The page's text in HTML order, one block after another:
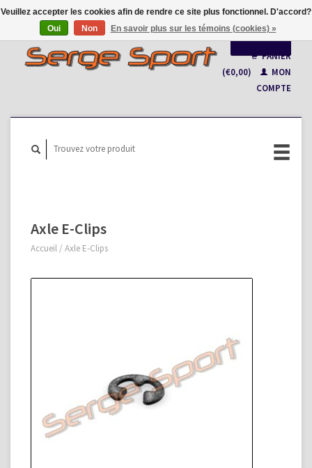
Français
Nederlands
PANIER
(€0,00)
MON
COMPTE
Axle E-Clips
Accueil / Axle E-Clips
Veuillez accepter les cookies afin de rendre ce site plus fonctionnel. D'accord?
Oui
Non En savoir plus sur les témoins (cookies) »